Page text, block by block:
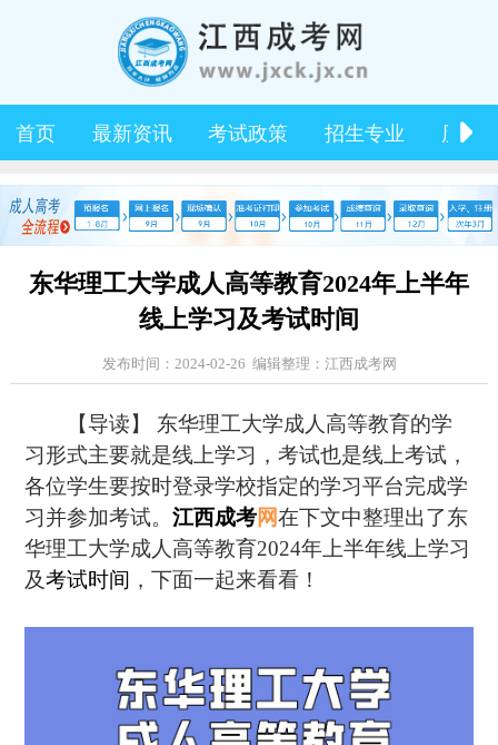
首页 最新资讯 考试政策 招生专业 历年
东华理工大学成人高等教育2024年上半年
线上学习及考试时间
发布时间：2024-02-26 编辑整理：江西成考网
【导读】 东华理工大学成人高等教育的学
习形式主要就是线上学习，考试也是线上考试，
各位学生要按时登录学校指定的学习平台完成学
习并参加考试。江西成考网在下文中整理出了东
华理工大学成人高等教育2024年上半年线上学习
及考试时间 ，下面一起来看看！